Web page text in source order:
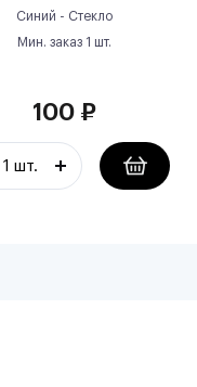
Синий - Стекло
Мин. заказ 1 шт.
100₽